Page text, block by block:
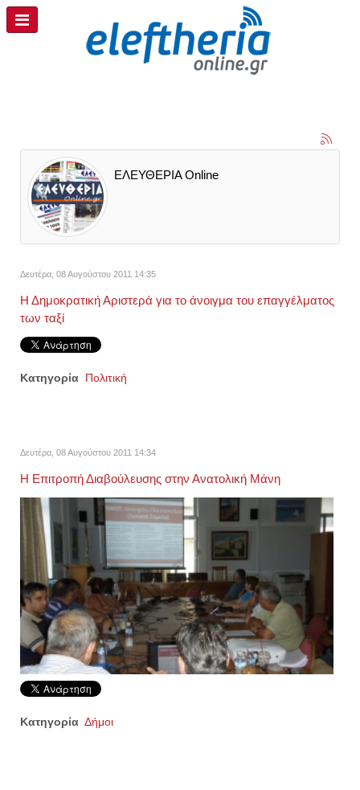
ΕΛΕΥΘΕΡΙΑ Online
Δευτέρα, 08 Αυγούστου 2011 14:35
Η Δημοκρατική Αριστερά για το άνοιγμα του επαγγέλματος
των ταξί
Κατηγορία Πολιτική
Δευτέρα, 08 Αυγούστου 2011 14:34
Η Επιτροπή Διαβούλευσης στην Ανατολική Μάνη
Κατηγορία Δήμοι